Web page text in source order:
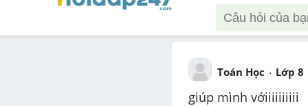
Toán Học Lớp 8
giúp mình vớiiiiiiiiii